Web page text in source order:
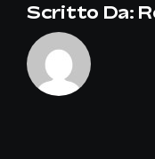
Scritto Da: